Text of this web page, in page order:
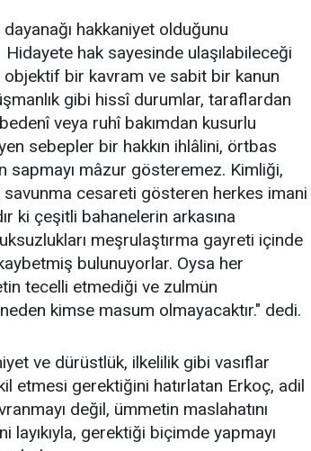
hakkaniyet olduğunu
hak sayesinde ulaşılabileceği
objektif bir kavram ve sabit bir kanun
gibi hissî durumlar, taraflardan
veya ruhî bakımdan kusurlu
sebepler bir hakkın ihlâlini, örtbas
sapmayı mâzur gösteremez. Kimliği,
cesareti gösteren herkes imani
ki çeşitli bahanelerin arkasına
meşrulaştırma gayreti içinde
bulunuyorlar. Oysa her
tecelli etmediği ve zulmün
kimse masum olmayacaktır." dedi.
ve dürüstlük, ilkelilik gibi vasıflar
etmesi gerektiğini hatırlatan Erkoç, adil
değil, ümmetin maslahatını
gerektiği biçimde yapmayı